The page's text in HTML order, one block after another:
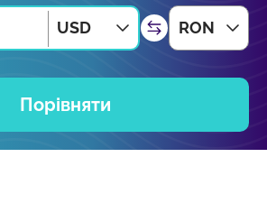
USD RON
Порівняти